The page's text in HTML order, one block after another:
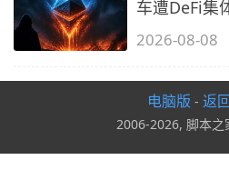
车遭DeFi集
2026-08-08
电脑版 - 返
2006-2026, 脚本之